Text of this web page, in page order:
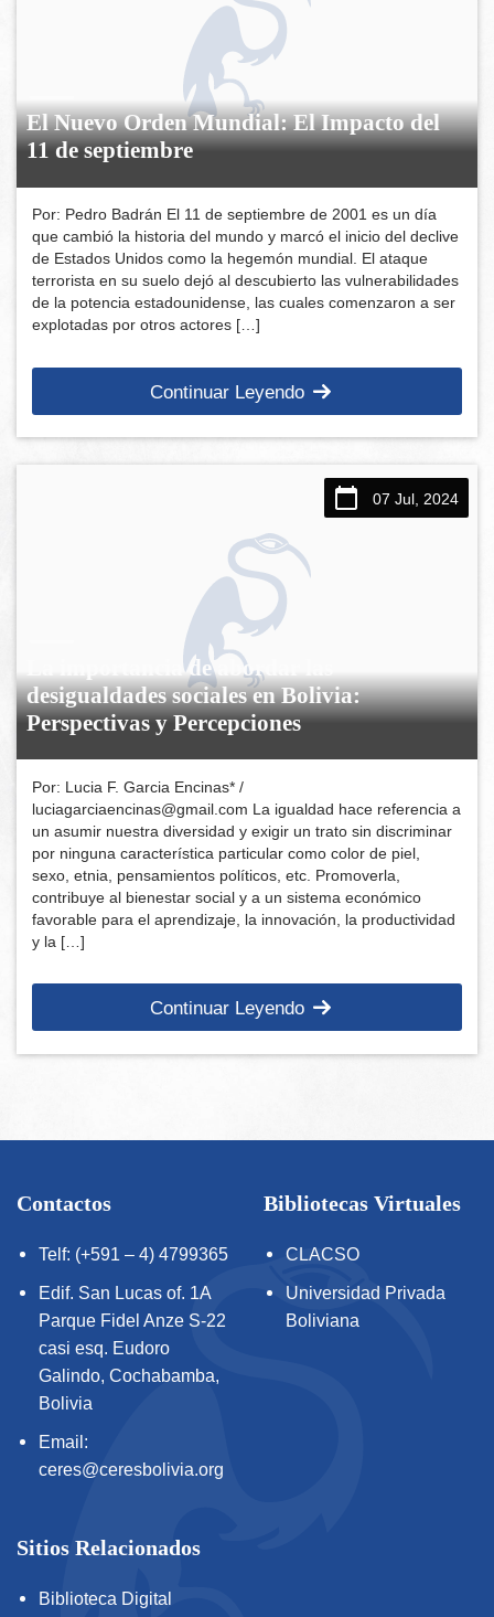
El Nuevo Orden Mundial: El Impacto del
11 de septiembre
Por: Pedro Badrán El 11 de septiembre de 2001 es un día
que cambió la historia del mundo y marcó el inicio del declive
de Estados Unidos como la hegemón mundial. El ataque
terrorista en su suelo dejó al descubierto las vulnerabilidades
de la potencia estadounidense, las cuales comenzaron a ser
explotadas por otros actores […]
Continuar Leyendo
07 Jul, 2024
La importancia de abordar las
desigualdades sociales en Bolivia:
Perspectivas y Percepciones
Por: Lucia F. Garcia Encinas* /
luciagarciaencinas@gmail.com La igualdad hace referencia a
un asumir nuestra diversidad y exigir un trato sin discriminar
por ninguna característica particular como color de piel,
sexo, etnia, pensamientos políticos, etc. Promoverla,
contribuye al bienestar social y a un sistema económico
favorable para el aprendizaje, la innovación, la productividad
y la […]
Continuar Leyendo
Contactos
Telf: (+591 – 4) 4799365
Edif. San Lucas of. 1A
Parque Fidel Anze S-22
casi esq. Eudoro
Galindo, Cochabamba,
Bolivia
Email:
ceres@ceresbolivia.org
Bibliotecas Virtuales
CLACSO
Universidad Privada
Boliviana
Sitios Relacionados
Biblioteca Digital